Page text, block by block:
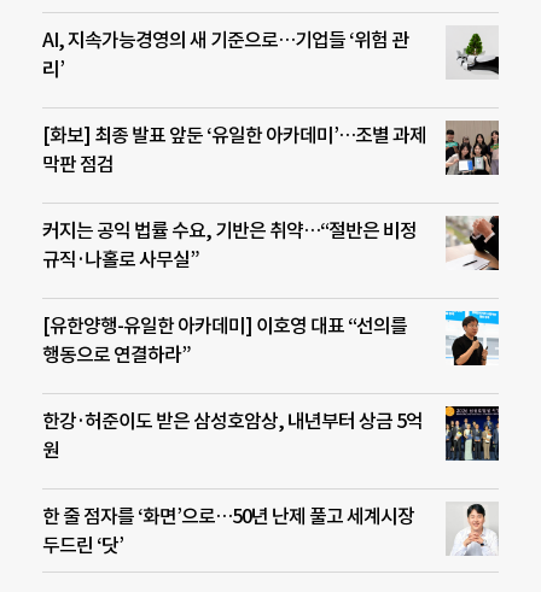
AI, 지속가능경영의 새 기준으로…기업들 ‘위험 관
리’
[화보] 최종 발표 앞둔 ‘유일한 아카데미’…조별 과제
막판 점검
커지는 공익 법률 수요, 기반은 취약…“절반은 비정
규직·나홀로 사무실”
[유한양행-유일한 아카데미] 이호영 대표 “선의를
행동으로 연결하라”
한강·허준이도 받은 삼성호암상, 내년부터 상금 5억
원
한 줄 점자를 ‘화면’으로…50년 난제 풀고 세계시장
두드린 ‘닷’